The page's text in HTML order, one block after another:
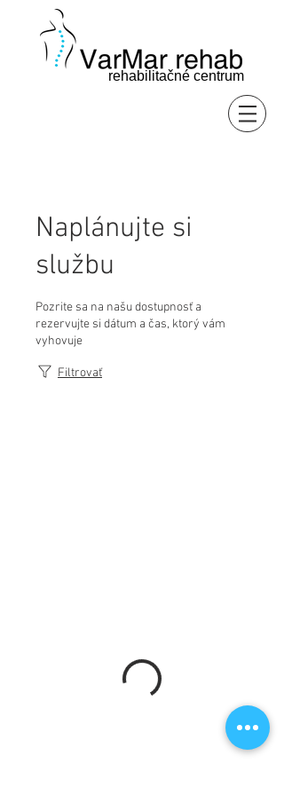
rehabilitačné centrum
Naplánujte si
službu
Pozrite sa na našu dostupnosť a
rezervujte si dátum a čas, ktorý vám
vyhovuje
Filtrovať